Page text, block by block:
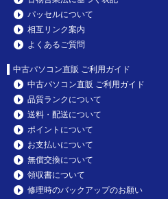
パッセルについて
相互リンク案内
よくあるご質問
中古パソコン直販 ご利用ガイド
中古パソコン直販 ご利用ガイド
品質ランクについて
送料・配送について
ポイントについて
お支払いについて
無償交換について
領収書について
修理時のバックアップのお願い